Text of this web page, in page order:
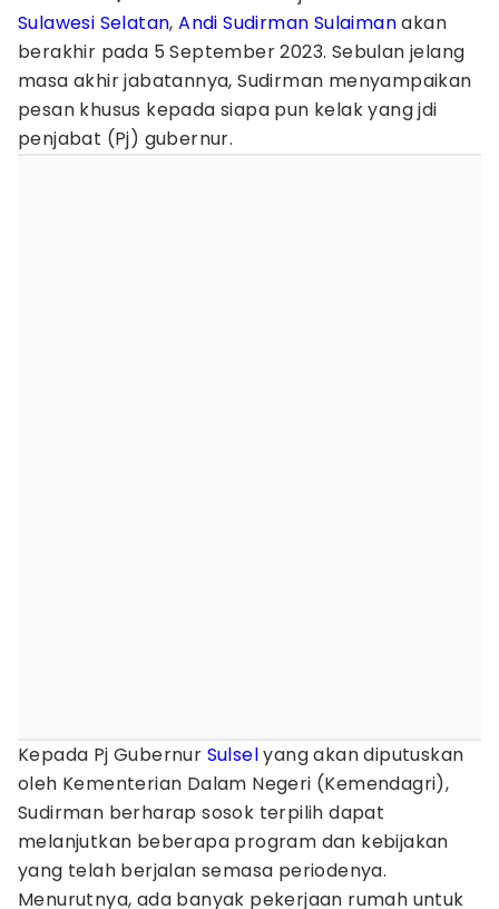
Sulawesi Selatan,Andi Sudirman Sulaimanakan
berakhir pada 5 September 2023. Sebulan jelang
masa akhir jabatannya, Sudirman menyampaikan
pesan khusus kepada siapa pun kelak yang jdi
penjabat (Pj) gubernur.
Kepada Pj Gubernur Sulselyang akan diputuskan
oleh Kementerian Dalam Negeri (Kemendagri),
Sudirman berharap sosok terpilih dapat
melanjutkan beberapa program dan kebijakan
yang telah berjalan semasa periodenya.
Menurutnya, ada banyak pekerjaan rumah untuk